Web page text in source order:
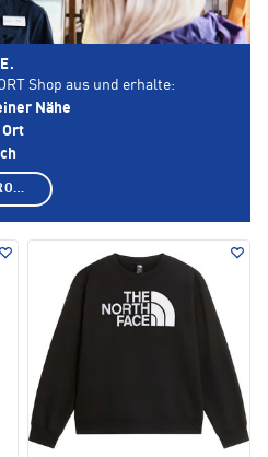
Shop aus und erhalte:
Nähe
SHOP AUSWÄHLEN UND PRODUKTE ANZEIGEN